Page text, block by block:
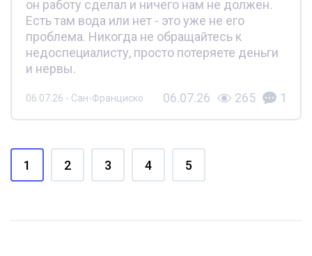
он работу сделал и ничего нам не должен.
Есть там вода или нет - это уже не его
проблема. Никогда не обращайтесь к
недоспециалисту, просто потеряете деньги
и нервы.
06.07.26 - Сан-Франциско 06.07.26 265 1
1 2 3 4 5